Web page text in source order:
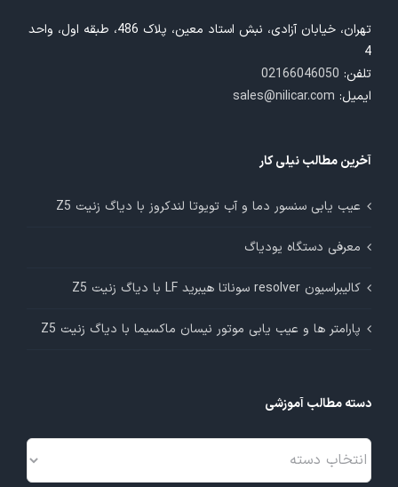
تهران، خیابان آزادی، نبش استاد معین، پلاک 486، طبقه اول، واحد
4
تلفن: 02166046050
ایمیل: sales@nilicar.com
آخرین مطالب نیلی کار
عیب یابی سنسور دما و آب تویوتا لندکروز با دیاگ زنیت Z5
معرفی دستگاه یودیاگ
کالیبراسیون resolver سوناتا هیبرید LF با دیاگ زنیت Z5
پارامتر ها و عیب یابی موتور نیسان ماکسیما با دیاگ زنیت Z5
دسته مطالب آموزشی
دسته